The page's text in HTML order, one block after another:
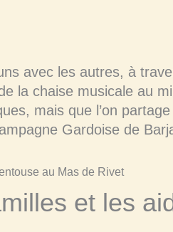
avec les autres, à
la chaise musicale au
mais que l’on
Gardoise de
et les